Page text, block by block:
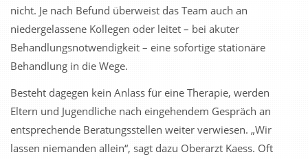
nicht. Je nach Befund überweist das Team auch an
niedergelassene Kollegen oder leitet – bei akuter
Behandlungsnotwendigkeit – eine sofortige stationäre
Behandlung in die Wege.
Besteht dagegen kein Anlass für eine Therapie, werden
Eltern und Jugendliche nach eingehendem Gespräch an
entsprechende Beratungsstellen weiter verwiesen. „Wir
lassen niemanden allein“, sagt dazu Oberarzt Kaess. Oft